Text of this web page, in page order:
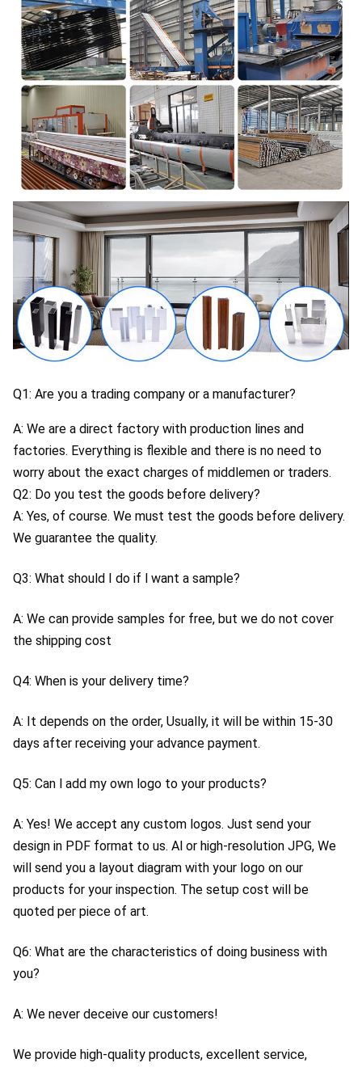
Q1: Are you a trading company or a manufacturer?
A: We are a direct factory with production lines and
factories. Everything is flexible and there is no need to
worry about the exact charges of middlemen or traders.
Q2: Do you test the goods before delivery?
A: Yes, of course. We must test the goods before delivery.
We guarantee the quality.
Q3: What should I do if l want a sample?
A: We can provide samples for free, but we do not cover
the shipping cost
Q4: When is your delivery time?
A: It depends on the order, Usually, it will be within 15-30
days after receiving your advance payment.
Q5: Can l add my own logo to your products?
A: Yes! We accept any custom logos. Just send your
design in PDF format to us. Al or high-resolution JPG, We
will send you a layout diagram with your logo on our
products for your inspection. The setup cost will be
quoted per piece of art.
Q6: What are the characteristics of doing business with
you?
A: We never deceive our customers!
We provide high-quality products, excellent service,